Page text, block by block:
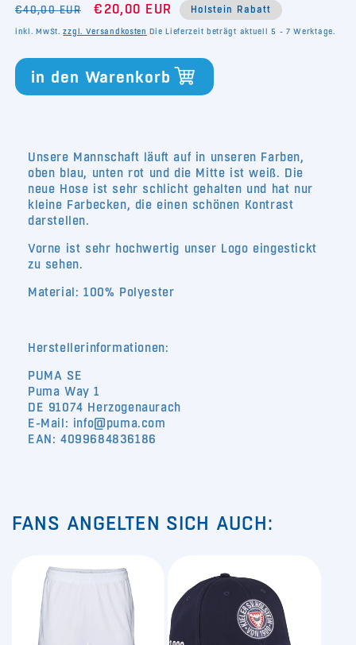
Menge
für
23/24
weiß
Menge
für
23/24
weiß
Normaler
Preis
€40,00 EUR Verkaufspreis
€20,00 EUR Holstein Rabatt
inkl. MwSt.zzgl. Versandkosten Die Lieferzeit beträgt aktuell 5 - 7 Werktage.
in den Warenkorb
Unsere Mannschaft läuft auf in unseren Farben,
oben blau, unten rot und die Mitte ist weiß. Die
neue Hose ist sehr schlicht gehalten und hat nur
kleine Farbecken, die einen schönen Kontrast
darstellen.
Vorne ist sehr hochwertig unser Logo eingestickt
zu sehen.
Material: 100% Polyester
Herstellerinformationen:
PUMA SE
Puma Way 1
DE 91074 Herzogenaurach
E-Mail: info@puma.com
EAN: 4099684836186
FANS ANGELTEN SICH AUCH: